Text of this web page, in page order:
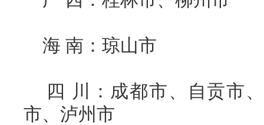
海 南：琼山市
四 川：成都市、自贡市
市、泸州市